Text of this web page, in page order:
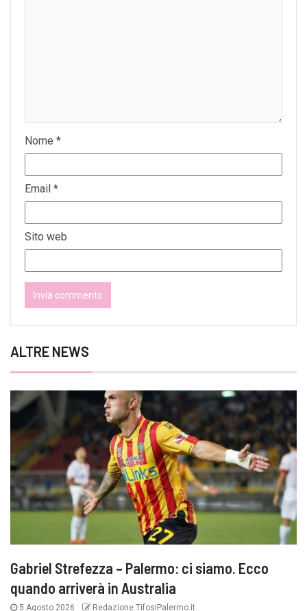
Nome *
Email *
Sito web
ALTRE NEWS
Gabriel Strefezza – Palermo: ci siamo. Ecco
quando arriverà in Australia
5 Agosto 2026 Redazione TifosiPalermo.it